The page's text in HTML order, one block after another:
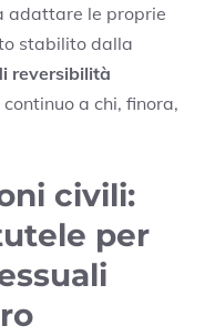
adattare le proprie
stabilito dalla
reversibilità
a chi, finora,
civili:
per